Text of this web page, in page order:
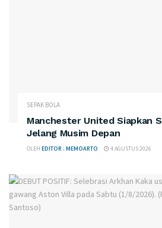
SEPAK BOLA
Manchester United Siapkan
Jelang Musim Depan
OLEH EDITOR : MEMOARTO 4 AGUSTUS 2026